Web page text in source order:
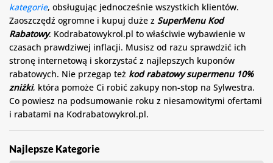
kategorie, obsługując jednocześnie wszystkich klientów.
Zaoszczędź ogromne i kupuj duże z SuperMenu Kod
Rabatowy. Kodrabatowykrol.pl to właściwie wybawienie w
czasach prawdziwej inflacji. Musisz od razu sprawdzić ich
stronę internetową i skorzystać z najlepszych kuponów
rabatowych. Nie przegap też kod rabatowy supermenu 10%
zniżki, która pomoże Ci robić zakupy non-stop na Sylwestra.
Co powiesz na podsumowanie roku z niesamowitymi ofertami
i rabatami na Kodrabatowykrol.pl.
Najlepsze Kategorie